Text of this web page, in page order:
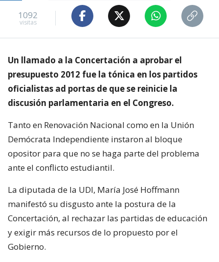
1092
visitas
Un llamado a la Concertación a aprobar el
presupuesto 2012 fue la tónica en los partidos
oficialistas ad portas de que se reinicie la
discusión parlamentaria en el Congreso.
Tanto en Renovación Nacional como en la Unión
Demócrata Independiente instaron al bloque
opositor para que no se haga parte del problema
ante el conflicto estudiantil.
La diputada de la UDI, María José Hoffmann
manifestó su disgusto ante la postura de la
Concertación, al rechazar las partidas de educación
y exigir más recursos de lo propuesto por el
Gobierno.